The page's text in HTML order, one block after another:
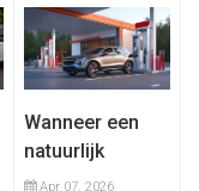
Wanneer een
natuurlijk
gekoelde CCS1-
Apr 07, 2026